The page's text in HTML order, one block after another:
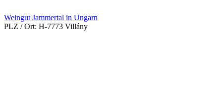
Weingut Jammertal in Ungarn
PLZ / Ort: H-7773 Villány